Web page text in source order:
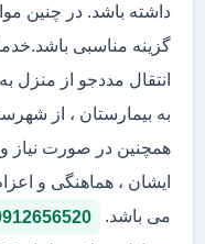
داشته باشد. در چنین
گزینه مناسبی
انتقال مددجو از منزل
به بیمارستان ، از
همچنین در صورت نیاز و
ایشان ، هماهنگی و
می باشد.